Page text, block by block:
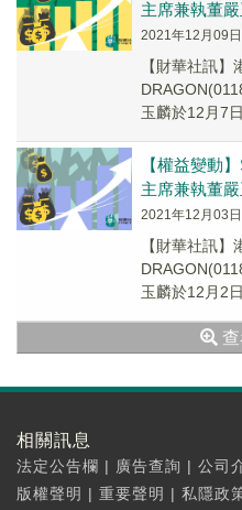
主席兼執董
2021年12月09
【財華社訊
玉麟於12月7
【權益變動
主席兼執董
2021年12月03
【財華社訊
玉麟於12月2
相關訊息
法定公告欄 | 廣告查詢 | 公司
版權聲明 | 重要聲明 | 私隱政